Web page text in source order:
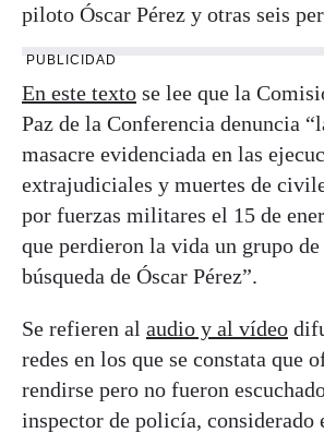
piloto Óscar Pérez y otras seis
PUBLICIDAD
En este texto se lee que la
Paz de la Conferencia denuncia
masacre evidenciada en las
extrajudiciales y muertes de
por fuerzas militares el 15 de
que perdieron la vida un grupo de
búsqueda de Óscar Pérez”.
Se refieren al audio y al vídeo
redes en los que se constata que
rendirse pero no fueron
inspector de policía, considerado